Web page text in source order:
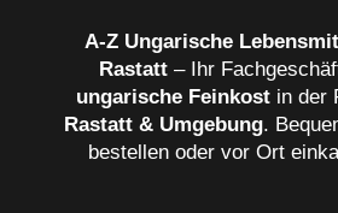
A‑Z Ungarische
Rastatt– Ihr
ungarische Feinkostin der
Rastatt & Umgebung.
bestellen oder vor Ort